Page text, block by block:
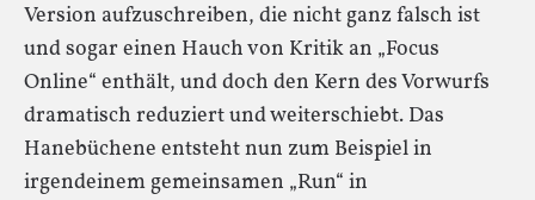
Version aufzuschreiben, die nicht ganz falsch ist
und sogar einen Hauch von Kritik an „Focus
Online“ enthält, und doch den Kern des Vorwurfs
dramatisch reduziert und weiterschiebt. Das
Hanebüchene entsteht nun zum Beispiel in
irgendeinem gemeinsamen „Run“ in